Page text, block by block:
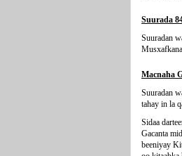
Suurada
Suuradan
Macnaha
Suuradan
tahay in la
Sidaa
Gacanta
beeniyay